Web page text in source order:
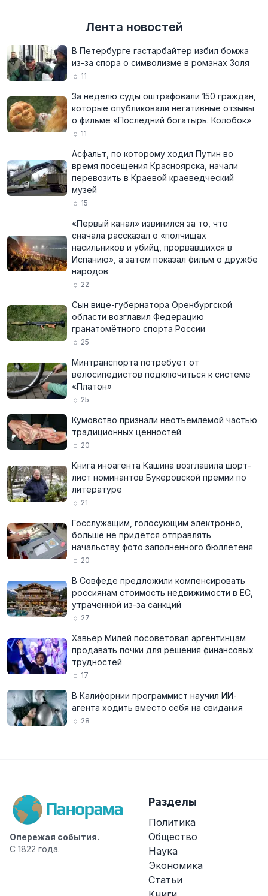
Лента новостей
В Петербурге гастарбайтер избил бомжа
из-за спора о символизме в романах Золя
11
За неделю суды оштрафовали 150 граждан,
которые опубликовали негативные отзывы
о фильме «Последний богатырь. Колобок»
11
Асфальт, по которому ходил Путин во
время посещения Красноярска, начали
перевозить в Краевой краеведческий
музей
15
«Первый канал» извинился за то, что
сначала рассказал о «полчищах
насильников и убийц, прорвавшихся в
Испанию», а затем показал фильм о дружбе
народов
22
Сын вице-губернатора Оренбургской
области возглавил Федерацию
гранатомётного спорта России
25
Минтранспорта потребует от
велосипедистов подключиться к системе
«Платон»
25
Кумовство признали неотъемлемой частью
традиционных ценностей
20
Книга иноагента Кашина возглавила шорт-
лист номинантов Букеровской премии по
литературе
21
Госслужащим, голосующим электронно,
больше не придётся отправлять
начальству фото заполненного бюллетеня
20
В Совфеде предложили компенсировать
россиянам стоимость недвижимости в ЕС,
утраченной из-за санкций
27
Хавьер Милей посоветовал аргентинцам
продавать почки для решения финансовых
трудностей
17
В Калифорнии программист научил ИИ-
агента ходить вместо себя на свидания
28
Опережая события.
С 1822 года.
Разделы
Политика
Общество
Наука
Экономика
Статьи